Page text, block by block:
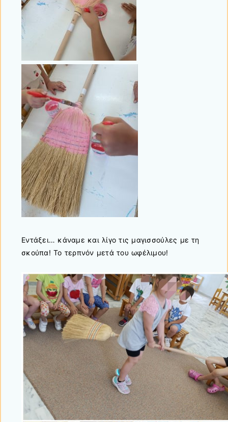
Εντάξει… κάναμε και λίγο τις μαγισσούλες με τη
σκούπα! Το τερπνόν μετά του ωφέλιμου!